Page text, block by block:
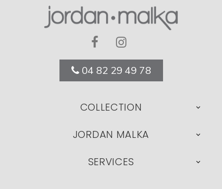
04 82 29 49 78
COLLECTION 
JORDAN MALKA 
SERVICES 